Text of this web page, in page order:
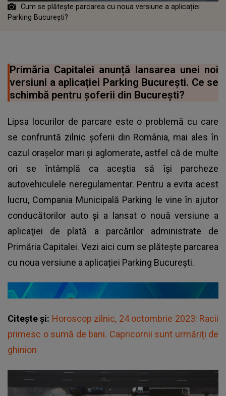
Cum se plătește parcarea cu noua versiune a aplicației
Parking București?
Primăria Capitalei anunță lansarea unei noi
versiuni a aplicației Parking București. Ce se
schimbă pentru șoferii din București?
Lipsa locurilor de parcare este o problemă cu care
se confruntă zilnic șoferii din România, mai ales în
cazul orașelor mari și aglomerate, astfel că de multe
ori se întâmplă ca aceștia să își parcheze
autovehiculele neregulamentar. Pentru a evita acest
lucru, Compania Municipală Parking le vine în ajutor
conducătorilor auto și a lansat o nouă versiune a
aplicaţiei de plată a parcărilor administrate de
Primăria Capitalei. Vezi aici cum se plătește parcarea
cu noua versiune a aplicației Parking București.
Citește și: Horoscop zilnic, 24 octombrie 2023: Racii
primesc o sumă de bani. Capricornii sunt urmăriți de
ghinion